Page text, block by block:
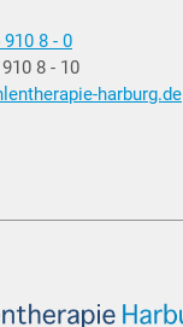
8 - 0
8 - 10
harburg.de